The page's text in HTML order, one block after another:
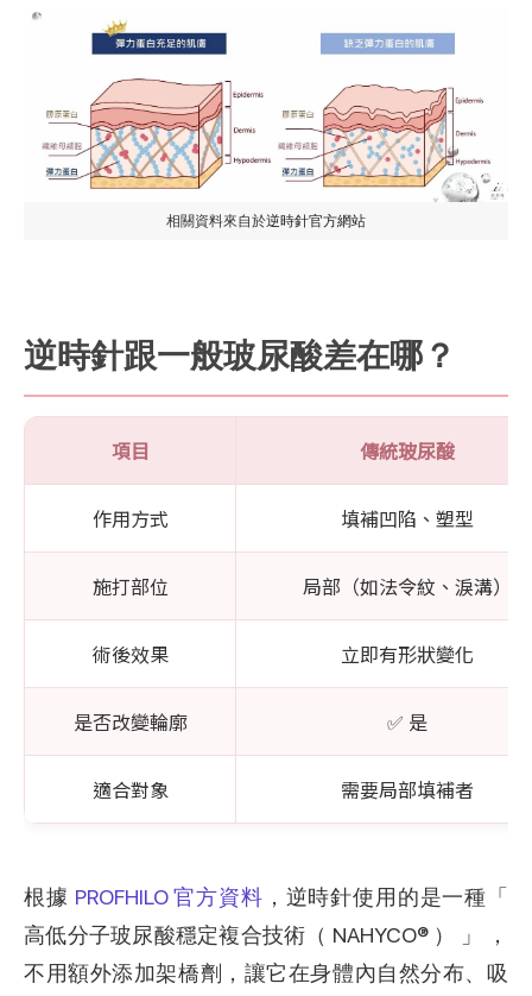
相關資料來自於逆時針官方網站
逆時針跟一般玻尿酸差在哪？
項目 傳統玻尿酸
作用方式 填補凹陷、塑型
施打部位 局部（如法令紋、淚溝）
術後效果 立即有形狀變化
是否改變輪廓 ✅ 是
適合對象 需要局部填補者
根據 PROFHILO 官方資料 ，逆時針使用的是一種「
高低分子玻尿酸穩定複合技術（ NAHYCO® ） 」 ，
不用額外添加架橋劑，讓它在身體內自然分布、吸